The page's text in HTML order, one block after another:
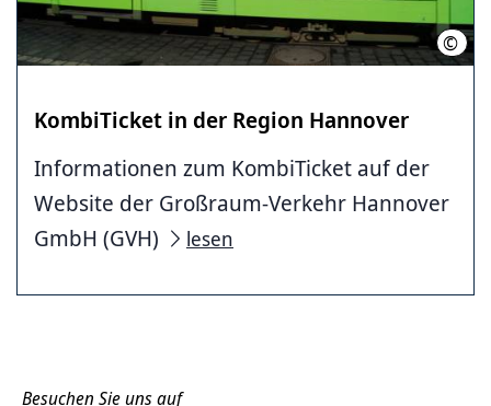
© LHH
KombiTicket in der Region Hannover
Informationen zum KombiTicket auf der
Website der Großraum-Verkehr Hannover
GmbH (GVH)
lesen
Besuchen Sie uns auf